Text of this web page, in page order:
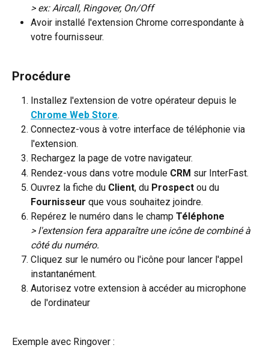
> ex: Aircall, Ringover, On/Off
Avoir installé l'extension Chrome correspondante à
votre fournisseur.
Procédure
Installez l'extension de votre opérateur depuis le
Chrome Web Store.
Connectez-vous à votre interface de téléphonie via
l'extension.
Rechargez la page de votre navigateur.
Rendez-vous dans votre module CRM sur InterFast.
Ouvrez la fiche du Client, du Prospect ou du
Fournisseur que vous souhaitez joindre.
Repérez le numéro dans le champ Téléphone
> l'extension fera apparaître une icône de combiné à
côté du numéro.
Cliquez sur le numéro ou l'icône pour lancer l'appel
instantanément.
Autorisez votre extension à accéder au microphone
de l'ordinateur
Exemple avec Ringover :